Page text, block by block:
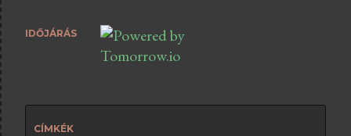
tea természetesen nem csak cukorbetegek számára
ajánlható. Ha szeretsz teázni, akkor kiválthat egy-egy
élénkítő anyagok, így nem fogják gátolni az esti
elalvást. Emellett rendkívül kellemes illata van, főleg
IDŐJÁRÁS
CÍMKÉK